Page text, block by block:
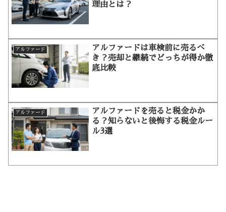
理由とは？
アルファード
アルファードは車検前に売るべ
き？売却と継続でどっちが得か徹
底比較
アルファード
アルファードを売ると税金かか
る？知らないと後悔する税金ルー
ル3選